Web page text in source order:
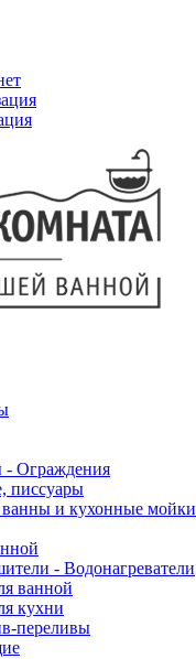
Ограждения
писсуары
и кухонные мойки
- Водонагреватели
ванной
кухни
переливы